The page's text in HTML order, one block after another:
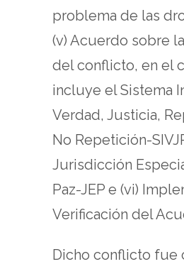
problema de las
(v) Acuerdo sobre
del conflicto, en el
incluye el Sistema
Verdad, Justicia,
No Repetición-
Jurisdicción
Paz-JEP e (vi)
Verificación del
Dicho conflicto fue